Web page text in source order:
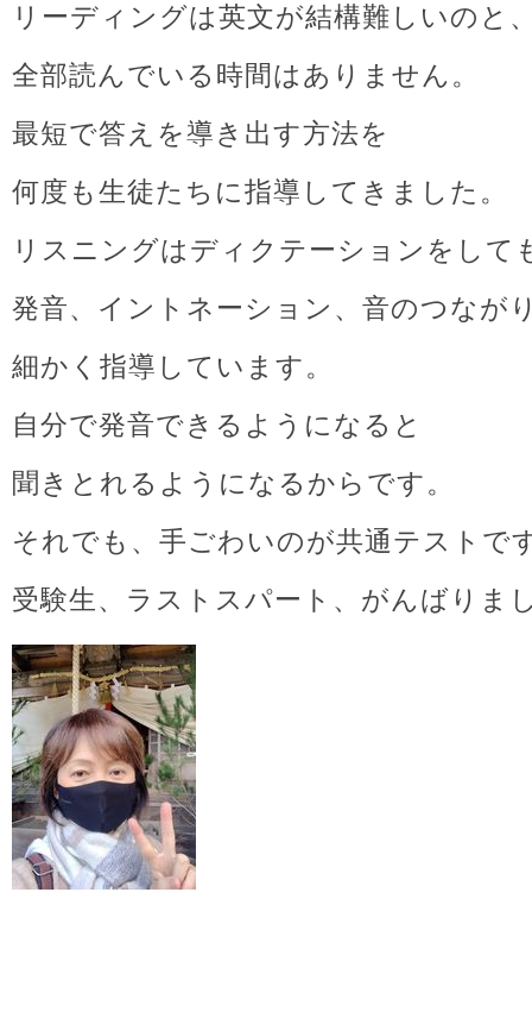
リーディングは英文が結構難しいのと
全部読んでいる時間はありません。
最短で答えを導き出す方法を
何度も生徒たちに指導してきました。
リスニングはディクテーションをして
発音、イントネーション、音のつなが
細かく指導しています。
自分で発音できるようになると
聞きとれるようになるからです。
それでも、手ごわいのが共通テストで
受験生、ラストスパート、がんばりま